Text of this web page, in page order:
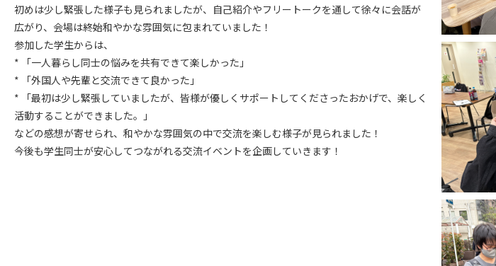
初めは少し緊張した様子も見られましたが、自己紹介やフリートークを通して徐々に会話が
広がり、会場は終始和やかな雰囲気に包まれていました！
参加した学生からは、
* 「一人暮らし同士の悩みを共有できて楽しかった」
* 「外国人や先輩と交流できて良かった」
* 「最初は少し緊張していましたが、皆様が優しくサポートしてくださったおかげで、楽しく
活動することができました。」
などの感想が寄せられ、和やかな雰囲気の中で交流を楽しむ様子が見られました！
今後も学生同士が安心してつながれる交流イベントを企画していきます！